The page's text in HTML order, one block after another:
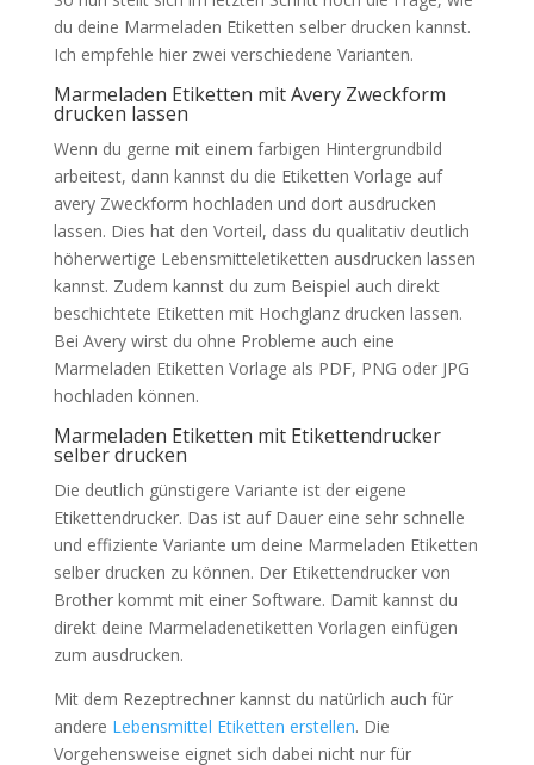
du deine Marmeladen Etiketten selber drucken kannst.
Ich empfehle hier zwei verschiedene Varianten.
Marmeladen Etiketten mit Avery Zweckform
drucken lassen
Wenn du gerne mit einem farbigen Hintergrundbild
arbeitest, dann kannst du die Etiketten Vorlage auf
avery Zweckform hochladen und dort ausdrucken
lassen. Dies hat den Vorteil, dass du qualitativ deutlich
höherwertige Lebensmitteletiketten ausdrucken lassen
kannst. Zudem kannst du zum Beispiel auch direkt
beschichtete Etiketten mit Hochglanz drucken lassen.
Bei Avery wirst du ohne Probleme auch eine
Marmeladen Etiketten Vorlage als PDF, PNG oder JPG
hochladen können.
Marmeladen Etiketten mit Etikettendrucker
selber drucken
Die deutlich günstigere Variante ist der eigene
Etikettendrucker. Das ist auf Dauer eine sehr schnelle
und effiziente Variante um deine Marmeladen Etiketten
selber drucken zu können. Der Etikettendrucker von
Brother kommt mit einer Software. Damit kannst du
direkt deine Marmeladenetiketten Vorlagen einfügen
zum ausdrucken.
Mit dem Rezeptrechner kannst du natürlich auch für
andere Lebensmittel Etiketten erstellen. Die
Vorgehensweise eignet sich dabei nicht nur für